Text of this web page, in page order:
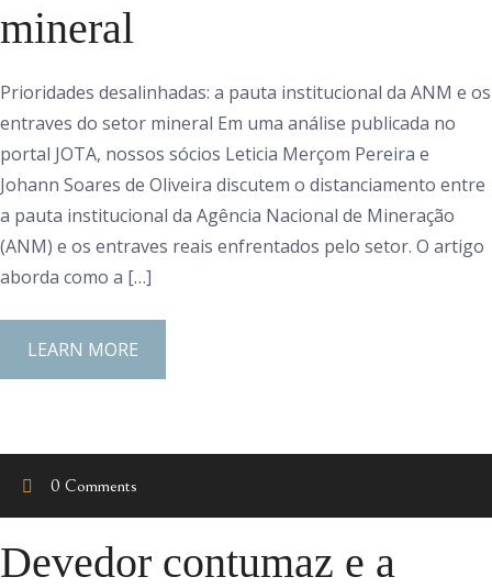
mineral
Prioridades desalinhadas: a pauta institucional da ANM e os
entraves do setor mineral Em uma análise publicada no
portal JOTA, nossos sócios Leticia Merçom Pereira e
Johann Soares de Oliveira discutem o distanciamento entre
a pauta institucional da Agência Nacional de Mineração
(ANM) e os entraves reais enfrentados pelo setor. O artigo
aborda como a […]
LEARN MORE
0 Comments
Devedor contumaz e a